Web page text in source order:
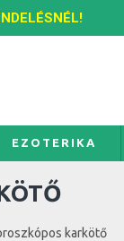
EZOTERIKA
karkötő